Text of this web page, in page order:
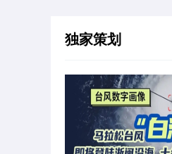
独家策划